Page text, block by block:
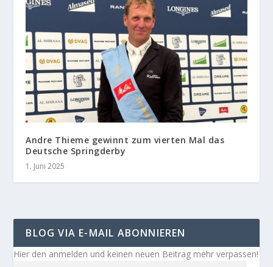
Andre Thieme gewinnt zum vierten Mal das
Deutsche Springderby
1. Juni 2025
BLOG VIA E-MAIL ABONNIEREN
Hier den anmelden und keinen neuen Beitrag mehr verpassen!